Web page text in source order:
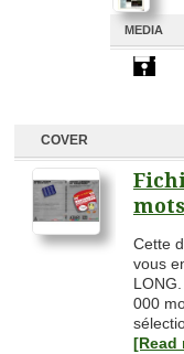
MEDIA
COVER
Cette
vous
000
[Read